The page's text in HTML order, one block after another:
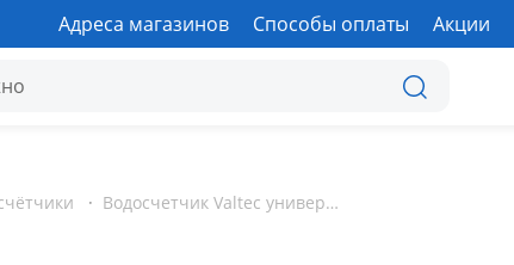
Адреса магазинов Способы оплаты Акции
· Водосчетчик Valtec универсальный квартирный, БЕЗ СГОНОВ до +90°С, 1,5м3, 1/2", 110 мм